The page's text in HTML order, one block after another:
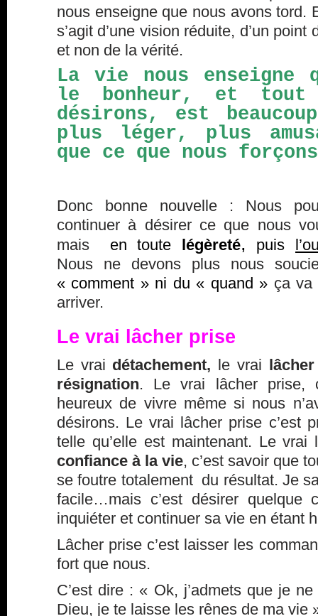
nous enseigne que nous avons tord.
s’agit d’une vision réduite, d’un point
et non de la vérité.
La vie nous
le bonheur, et tout
désirons, est
plus léger, plus
que ce que nous
Donc bonne nouvelle : Nous
continuer à désirer ce que nous
mais en toute légèreté, puis
Nous ne devons plus nous
« comment » ni du « quand » ça va
arriver.
Le vrai lâcher prise
Le vrai détachement, le vrai
résignation. Le vrai lâcher prise,
heureux de vivre même si nous
désirons. Le vrai lâcher prise c’est
telle qu’elle est maintenant. Le vrai
confiance à la vie, c’est savoir que
se foutre totalement du résultat. Je
facile…mais c’est désirer quelque
inquiéter et continuer sa vie en étant
Lâcher prise c’est laisser les
fort que nous.
C’est dire : « Ok, j’admets que je
Dieu, je te laisse les rênes de ma vie